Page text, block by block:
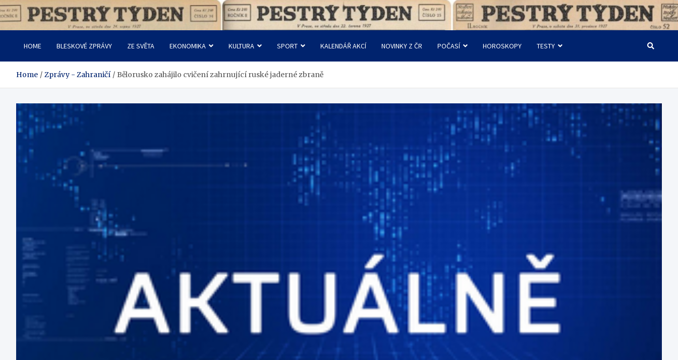
Skip
to
Pestrý Týden
HOME BLESKOVÉ ZPRÁVY ZE SVĚTA EKONOMIKA KULTURA SPORT KALENDÁŘ AKCÍ NOVINKY Z ČR POČASÍ HOROSKOPY TESTY
Home Zprávy - Zahraničí Bělorusko zahájilo cvičení zahrnující ruské jaderné zbraně